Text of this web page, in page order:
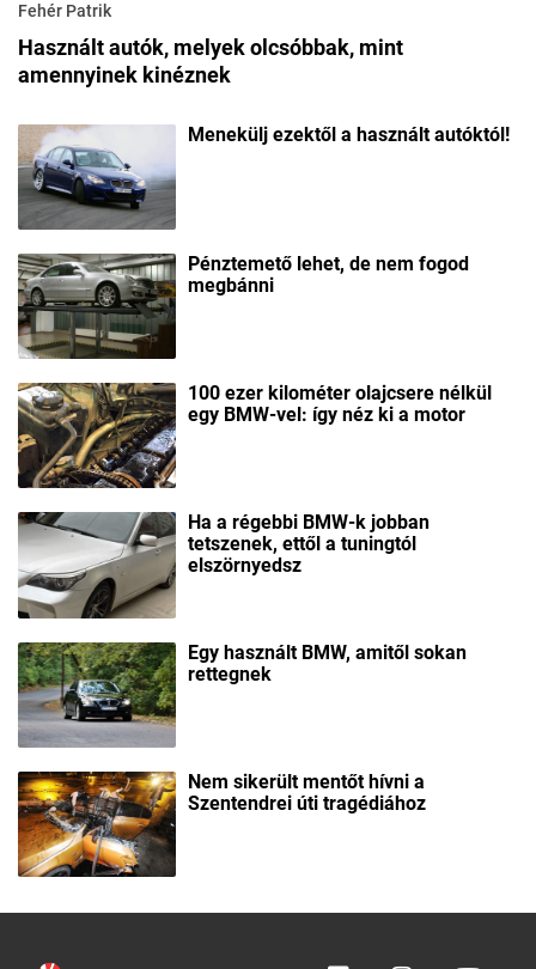
Fehér Patrik
Használt autók, melyek olcsóbbak, mint
amennyinek kinéznek
Menekülj ezektől a használt autóktól!
Pénztemető lehet, de nem fogod
megbánni
100 ezer kilométer olajcsere nélkül
egy BMW-vel: így néz ki a motor
Ha a régebbi BMW-k jobban
tetszenek, ettől a tuningtól
elszörnyedsz
Egy használt BMW, amitől sokan
rettegnek
Nem sikerült mentőt hívni a
Szentendrei úti tragédiához